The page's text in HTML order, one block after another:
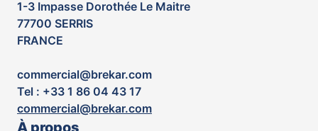
1-3 Impasse Dorothée Le Maitre
77700 SERRIS
FRANCE
commercial@brekar.com
Tel : +33 1 86 04 43 17
commercial@brekar.com
À propos